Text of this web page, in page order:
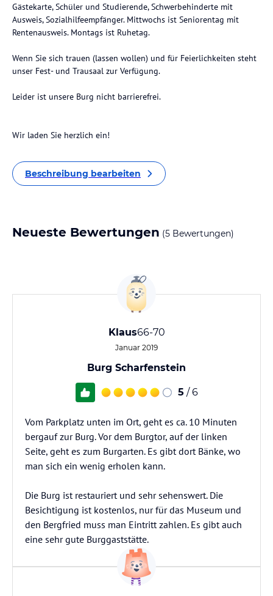
Gästekarte, Schüler und Studierende, Schwerbehinderte mit
Ausweis, Sozialhilfeempfänger. Mittwochs ist Seniorentag mit
Rentenausweis. Montags ist Ruhetag.
Wenn Sie sich trauen (lassen wollen) und für Feierlichkeiten steht
unser Fest- und Trausaal zur Verfügung.
Leider ist unsere Burg nicht barrierefrei.
Wir laden Sie herzlich ein!
Beschreibung bearbeiten
Neueste Bewertungen (5 Bewertungen)
Klaus66-70
Januar 2019
Burg Scharfenstein
5 / 6
Vom Parkplatz unten im Ort, geht es ca. 10 Minuten
bergauf zur Burg. Vor dem Burgtor, auf der linken
Seite, geht es zum Burgarten. Es gibt dort Bänke, wo
man sich ein wenig erholen kann.
Die Burg ist restauriert und sehr sehenswert. Die
Besichtigung ist kostenlos, nur für das Museum und
den Bergfried muss man Eintritt zahlen. Es gibt auch
eine sehr gute Burggaststätte.